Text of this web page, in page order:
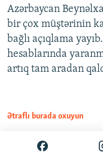
Azərbaycan
bir çox müştərinin
bağlı açıqlama
hesablarında
artıq tam aradan
Ətraflı burada oxuyun